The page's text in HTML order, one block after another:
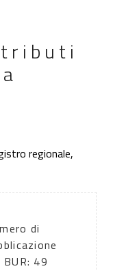
regionale,
di
49